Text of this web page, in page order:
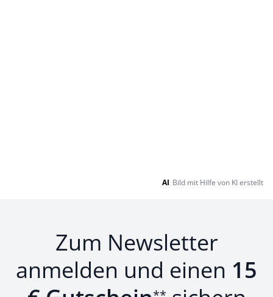
AI Bild mit Hilfe von KI erstellt
Zum Newsletter
anmelden und einen 15